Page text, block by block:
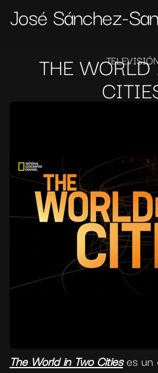
José Sánchez-
THE
The World in Two Citieses un